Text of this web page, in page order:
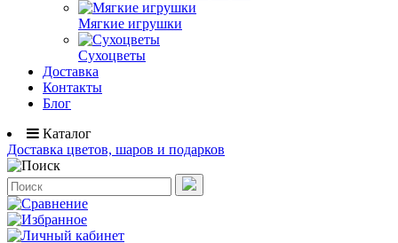
Мягкие игрушки
Сухоцветы
Доставка
Контакты
Блог
Каталог
Доставка цветов, шаров и подарков